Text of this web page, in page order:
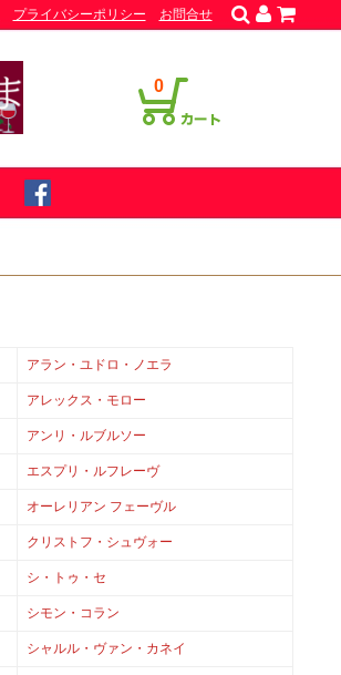
0
プライバシーポリシー お問合せ
アラン・ユドロ・ノエラ
アレックス・モロー
アンリ・ルブルソー
エスプリ・ルフレーヴ
オーレリアン フェーヴル
クリストフ・シュヴォー
シ・トゥ・セ
シモン・コラン
シャルル・ヴァン・カネイ